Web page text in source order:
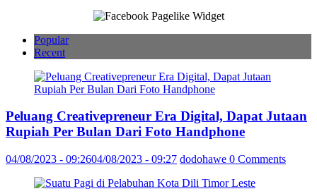
Popular
Recent
Peluang Creativepreneur Era Digital, Dapat Jutaan
Rupiah Per Bulan Dari Foto Handphone
04/08/2023 - 09:2604/08/2023 - 09:27 dodohawe 0 Comments